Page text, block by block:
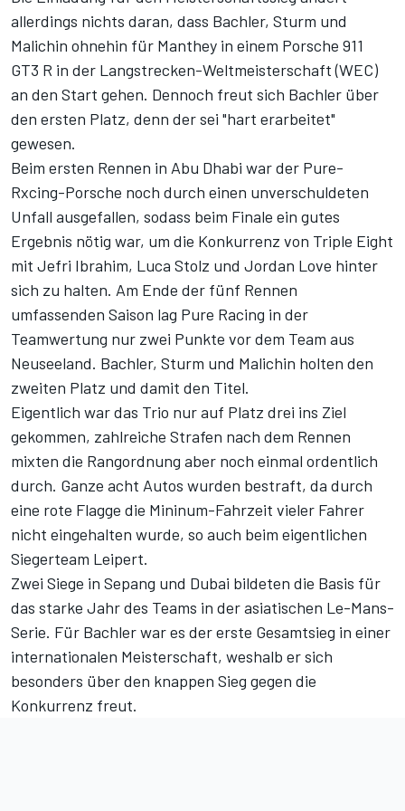
allerdings nichts daran, dass Bachler, Sturm und
Malichin ohnehin für Manthey in einem Porsche 911
GT3 R in der Langstrecken-Weltmeisterschaft (WEC)
an den Start gehen. Dennoch freut sich Bachler über
den ersten Platz, denn der sei "hart erarbeitet"
gewesen.
Beim ersten Rennen in Abu Dhabi war der Pure-
Rxcing-Porsche noch durch einen unverschuldeten
Unfall ausgefallen, sodass beim Finale ein gutes
Ergebnis nötig war, um die Konkurrenz von Triple Eight
mit Jefri Ibrahim, Luca Stolz und Jordan Love hinter
sich zu halten. Am Ende der fünf Rennen
umfassenden Saison lag Pure Racing in der
Teamwertung nur zwei Punkte vor dem Team aus
Neuseeland. Bachler, Sturm und Malichin holten den
zweiten Platz und damit den Titel.
Eigentlich war das Trio nur auf Platz drei ins Ziel
gekommen, zahlreiche Strafen nach dem Rennen
mixten die Rangordnung aber noch einmal ordentlich
durch. Ganze acht Autos wurden bestraft, da durch
eine rote Flagge die Mininum-Fahrzeit vieler Fahrer
nicht eingehalten wurde, so auch beim eigentlichen
Siegerteam Leipert.
Zwei Siege in Sepang und Dubai bildeten die Basis für
das starke Jahr des Teams in der asiatischen Le-Mans-
Serie. Für Bachler war es der erste Gesamtsieg in einer
internationalen Meisterschaft, weshalb er sich
besonders über den knappen Sieg gegen die
Konkurrenz freut.